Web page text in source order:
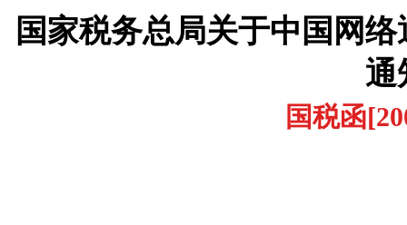
国家税务总局关于中国网
通
国税函